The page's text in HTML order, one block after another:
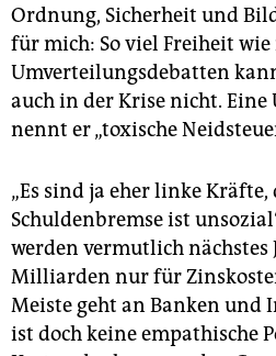
Ordnung, Sicherheit und
für mich: So viel Freiheit
Umverteilungsdebatten
auch in der Krise nicht.
nennt er „toxische
„Es sind ja eher linke Kräfte,
Schuldenbremse ist
werden vermutlich nächstes
Milliarden nur für
Meiste geht an Banken und
ist doch keine empathische